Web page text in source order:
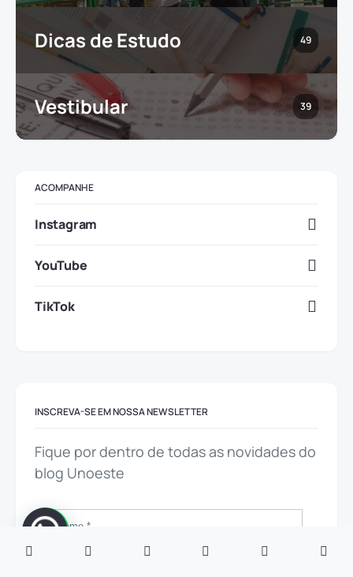
Dicas de Estudo 49
Vestibular 39
ACOMPANHE
Instagram
YouTube
TikTok
INSCREVA-SE EM NOSSA NEWSLETTER
Fique por dentro de todas as novidades do
blog Unoeste